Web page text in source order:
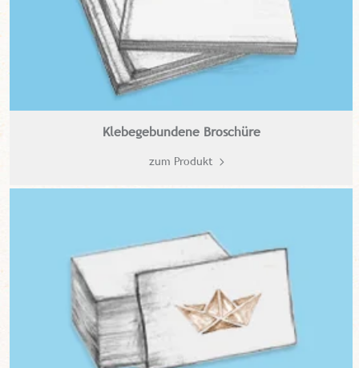
Klebegebundene Broschüre
zum Produkt